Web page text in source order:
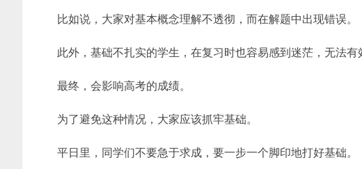
比如说，大家对基本概念理解不透彻，而在解题中出现错误。
此外，基础不扎实的学生，在复习时也容易感到迷茫，无法有
最终，会影响高考的成绩。
为了避免这种情况，大家应该抓牢基础。
平日里，同学们不要急于求成，要一步一个脚印地打好基础。